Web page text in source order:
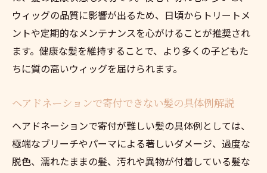
び方
ヘアドネーションを安心して任せられる美
容院
カット代無料のヘアドネーション店舗活用
南池袋で寄付体験を成功させるポイント
ヘアドネーションの意義と地域での広がり
ウィッグの品質に影響が出るため、日頃からトリートメ
ントや定期的なメンテナンスを心がけることが推奨され
ます。健康な髪を維持することで、より多くの子どもた
ちに質の高いウィッグを届けられます。
ヘアドネーションで寄付できない髪の具体例解説
ヘアドネーションで寄付が難しい髪の具体例としては、
極端なブリーチやパーマによる著しいダメージ、過度な
脱色、濡れたままの髪、汚れや異物が付着している髪な